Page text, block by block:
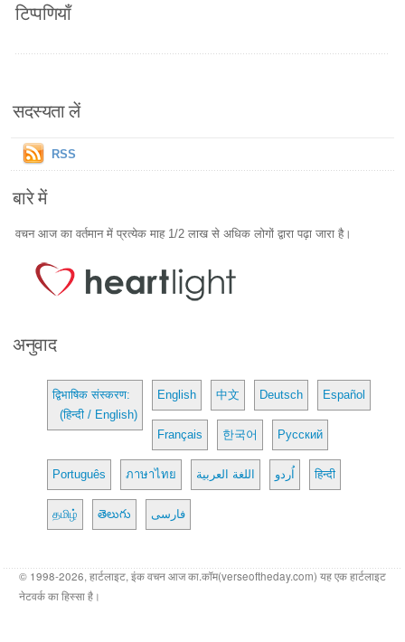
टिप्पणियाँ
सदस्यता लें
RSS
बारे में
वचन आज का वर्तमान में प्रत्येक माह 1/2 लाख से अधिक लोगों द्वारा पढ़ा जारा है।
अनुवाद
द्विभाषिक संस्करण:
(हिन्दी / English)
English 中文 Deutsch Español
Français 한국어 Русский
Português ภาษาไทย اللغة العربية اُردو हिन्दी
தமிழ் తెలుగు فارسی
© 1998-2026, हार्टलाइट, इंक वचन आज का.कॉम(verseoftheday.com) यह एक हार्टलाइट
नेटवर्क का हिस्सा है।